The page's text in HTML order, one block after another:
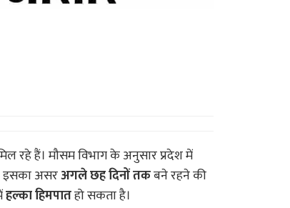
रहे हैं। मौसम विभाग के अनुसार प्रदेश में
इसका असरअगले छह दिनों तकबने रहने की
हल्का हिमपातहो सकता है।